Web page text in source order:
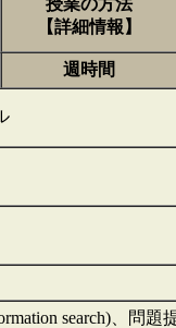
授業の方法
【詳細情報】
週時間
search)、問